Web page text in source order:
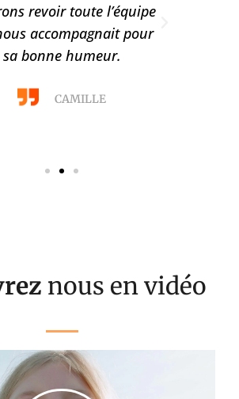
revoir toute l’équipe
accompagnait pour
sa bonne humeur.
CAMILLE
nous en vidéo